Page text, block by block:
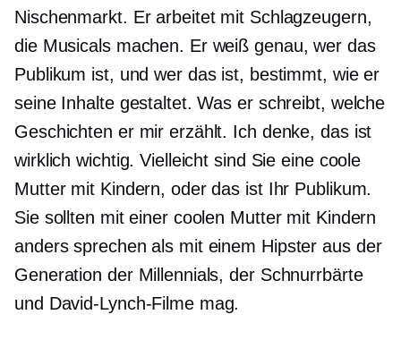
Nischenmarkt. Er arbeitet mit Schlagzeugern,
die Musicals machen. Er weiß genau, wer das
Publikum ist, und wer das ist, bestimmt, wie er
seine Inhalte gestaltet. Was er schreibt, welche
Geschichten er mir erzählt. Ich denke, das ist
wirklich wichtig. Vielleicht sind Sie eine coole
Mutter mit Kindern, oder das ist Ihr Publikum.
Sie sollten mit einer coolen Mutter mit Kindern
anders sprechen als mit einem Hipster aus der
Generation der Millennials, der Schnurrbärte
und David-Lynch-Filme mag.